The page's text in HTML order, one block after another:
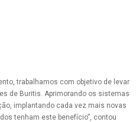
trabalhamos com objetivo de levar
de Buritis. Aprimorando os sistemas
implantando cada vez mais novas
tenham este benefício”, contou